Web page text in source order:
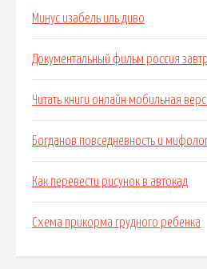
Минус изабель иль диво
Документальный фильм россия
Читать книги онлайн мобильная
Богданов повседневность и
Как перевести рисунок в автокад
Схема прикорма грудного ребенка